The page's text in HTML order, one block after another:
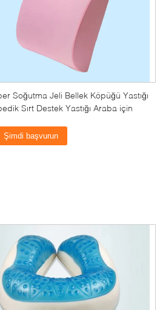
Soğutma Jeli Bellek Köpüğü Yastığı
Sırt Destek Yastığı Araba için
Şimdi başvurun